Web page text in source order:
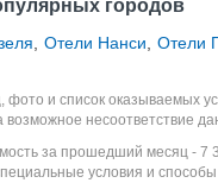
городов
Отели Нанси Отели
фото и список оказываемых
возможное несоответствие
за прошедший месяц - 7
условия и